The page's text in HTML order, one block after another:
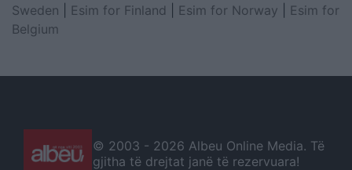
Sweden
Esim for Finland Esim for Norway
Esim for
Belgium
© 2003 - 2026 Albeu Online Media. Të
gjitha të drejtat janë të rezervuara!